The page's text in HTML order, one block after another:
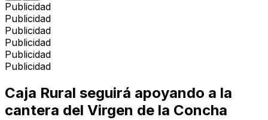
Publicidad
Publicidad
Publicidad
Publicidad
Publicidad
Publicidad
Caja Rural seguirá apoyando a la
cantera del Virgen de la Concha